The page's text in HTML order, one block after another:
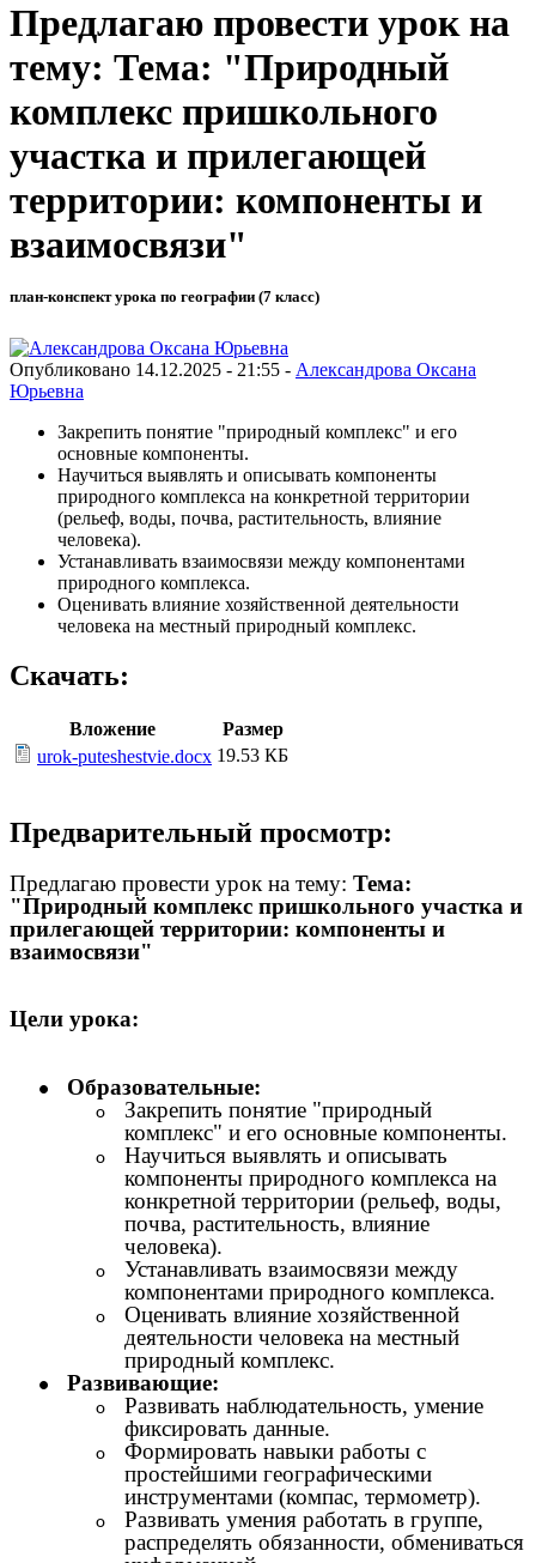
Предлагаю провести урок на
тему: Тема: "Природный
комплекс пришкольного
участка и прилегающей
территории: компоненты и
взаимосвязи"
план-конспект урока по географии (7 класс)
Опубликовано 14.12.2025 - 21:55 - Александрова Оксана
Юрьевна
Закрепить понятие "природный комплекс" и его
основные компоненты.
Научиться выявлять и описывать компоненты
природного комплекса на конкретной территории
(рельеф, воды, почва, растительность, влияние
человека).
Устанавливать взаимосвязи между компонентами
природного комплекса.
Оценивать влияние хозяйственной деятельности
человека на местный природный комплекс.
Скачать:
Вложение
Размер
urok-puteshestvie.docx 19.53 КБ
Предварительный просмотр:
Предлагаю провести урок на тему: Тема:
"Природный комплекс пришкольного участка и
прилегающей территории: компоненты и
взаимосвязи"
Цели урока:
Образовательные:
Закрепить понятие "природный
комплекс" и его основные компоненты.
Научиться выявлять и описывать
компоненты природного комплекса на
конкретной территории (рельеф, воды,
почва, растительность, влияние
человека).
Устанавливать взаимосвязи между
компонентами природного комплекса.
Оценивать влияние хозяйственной
деятельности человека на местный
природный комплекс.
Развивающие:
Развивать наблюдательность, умение
фиксировать данные.
Формировать навыки работы с
простейшими географическими
инструментами (компас, термометр).
Развивать умения работать в группе,
распределять обязанности, обмениваться